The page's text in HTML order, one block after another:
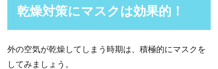
乾燥対策にマスクは効果的！
外の空気が乾燥してしまう時期は、積極的にマスクを
してみましょう。